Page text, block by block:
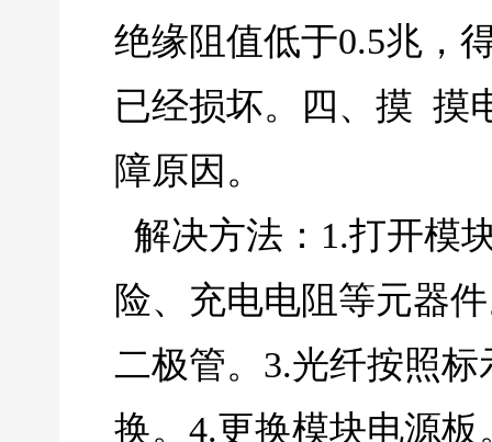
绝缘阻值低于0.5兆，
已经损坏。四、摸 摸
障原因。
解决方法：1.打开模
险、充电电阻等元器
二极管。3.光纤按照
换。4.更换模块电源